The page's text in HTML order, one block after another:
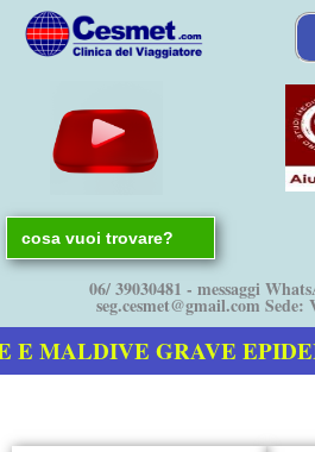
Search
for:
06/ 39030481 - messaggi
seg.cesmet@gmail.com
MALDIVE GRAVE